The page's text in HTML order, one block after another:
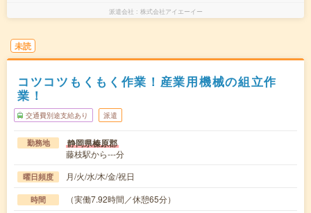
派遣会社 株式会社アイエーイー
未読
コツコツもくもく作業！産業用機械の組立作
業！
交通費別途支給あり 派遣
勤務地 静岡県榛原郡
藤枝駅から---分
曜日頻度 月/火/水/木/金/祝日
時間 （実働7.92時間／休憩65分）